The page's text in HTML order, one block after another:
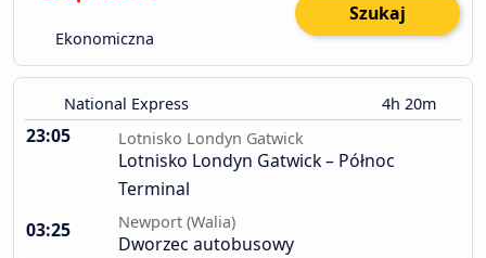
Ekonomiczna
Szukaj
National Express 4h 20m
23:05 Lotnisko Londyn Gatwick
Lotnisko Londyn Gatwick – Północ
Terminal
03:25
Newport (Walia)
Dworzec autobusowy